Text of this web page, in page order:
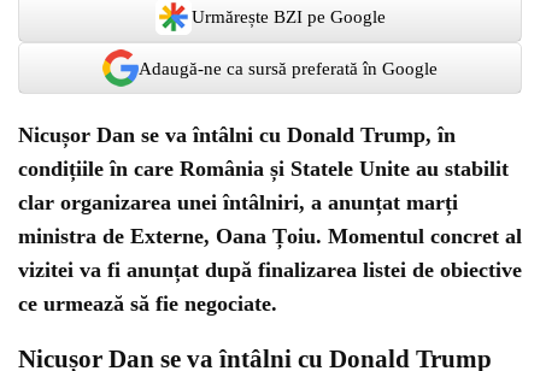
Urmărește BZI pe Google
Adaugă-ne ca sursă preferată în Google
Nicușor Dan se va întâlni cu Donald Trump, în
condițiile în care România și Statele Unite au stabilit
clar organizarea unei întâlniri, a anunțat marți
ministra de Externe, Oana Țoiu. Momentul concret al
vizitei va fi anunțat după finalizarea listei de obiective
ce urmează să fie negociate.
Nicușor Dan se va întâlni cu Donald Trump